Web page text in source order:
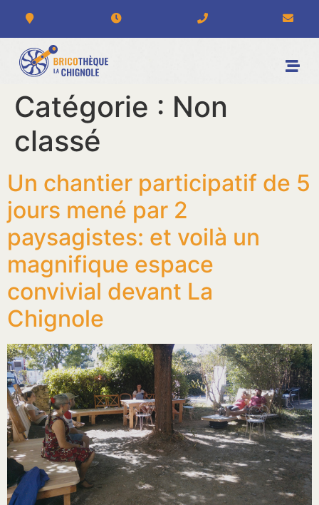
Catégorie : Non
classé
Un chantier participatif de 5
jours mené par 2
paysagistes: et voilà un
magnifique espace
convivial devant La
Chignole